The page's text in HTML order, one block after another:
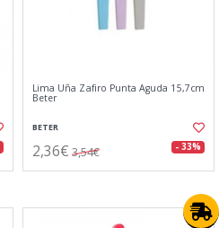
Lima Uña Zafiro Punta Aguda 15,7cm
Beter
BETER
2,36€ 3,54€ - 33%